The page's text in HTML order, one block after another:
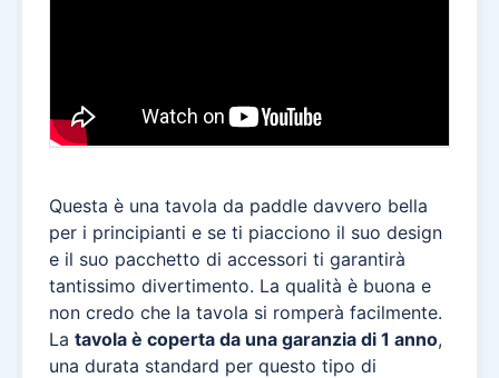
Questa è una tavola da paddle davvero bella
per i principianti e se ti piacciono il suo design
e il suo pacchetto di accessori ti garantirà
tantissimo divertimento. La qualità è buona e
non credo che la tavola si romperà facilmente.
La tavola è coperta da una garanzia di 1 anno,
una durata standard per questo tipo di